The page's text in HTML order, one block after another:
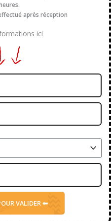
après réception
ici
VALIDER ⬅